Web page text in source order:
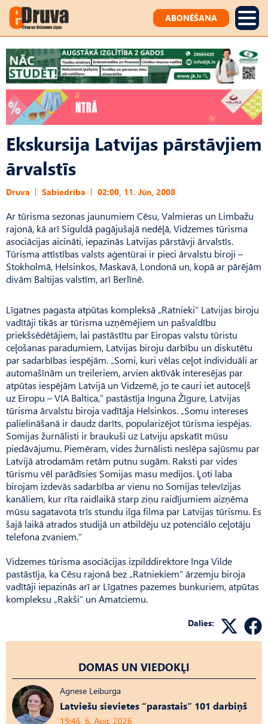
ABONĒŠANA
Ekskursija Latvijas pārstāvjiem
ārvalstīs
Druva Sabiedrība 02:00, 11. Jūn, 2008
Ar tūrisma sezonas jaunumiem Cēsu, Valmieras un Limbažu
rajonā, kā arī Siguldā pagājušajā nedēļā, Vidzemes tūrisma
asociācijas aicināti, iepazinās Latvijas pārstāvji ārvalstīs.
Tūrisma attīstības valsts aģentūrai ir pieci ārvalstu biroji –
Stokholmā, Helsinkos, Maskavā, Londonā un, kopā ar pārējām
divām Baltijas valstīm, arī Berlīnē.
Līgatnes pagasta atpūtas kompleksā „Ratnieki” Latvijas biroju
vadītāji tikās ar tūrisma uzņēmējiem un pašvaldību
priekšsēdētājiem, lai pastāstītu par Eiropas valstu tūristu
ceļošanas paradumiem, Latvijas biroju darbību un diskutētu
par sadarbības iespējām. „Somi, kuri vēlas ceļot individuāli ar
automašīnām un treileriem, arvien aktīvāk interesējas par
atpūtas iespējām Latvijā un Vidzemē, jo te cauri iet autoceļš
uz Eiropu – VIA Baltica,” pastāstīja Inguna Žīgure, Latvijas
tūrisma ārvalstu biroja vadītāja Helsinkos. „Somu intereses
palielināšanā ir daudz darīts, popularizējot tūrisma iespējas.
Somijas žurnālisti ir braukuši uz Latviju apskatīt mūsu
piedāvājumu. Piemēram, vides žurnālisti neslēpa sajūsmu par
Latvijā atrodamām retām putnu sugām. Raksti par vides
tūrismu vēl parādīsies Somijas masu medijos. Ļoti laba
birojam izdevās sadarbība ar vienu no Somijas televīzijas
kanāliem, kur rīta raidlaikā starp ziņu raidījumiem aizņēma
mūsu sagatavota trīs stundu ilga filma par Latvijas tūrismu. Es
šajā laikā atrados studijā un atbildēju uz potenciālo ceļotāju
telefona zvaniem.”
Vidzemes tūrisma asociācijas izpilddirektore Inga Vilde
pastāstīja, ka Cēsu rajonā bez „Ratniekiem” ārzemju biroja
vadītāji iepazinās arī ar Līgatnes pazemes bunkuriem, atpūtas
kompleksu „Rakši” un Amatciemu.
Dalies:
DOMAS UN VIEDOKĻI
Agnese Leiburga
Latviešu sievietes “parastais” 101 darbiņš
19:46, 6. Aug, 2026